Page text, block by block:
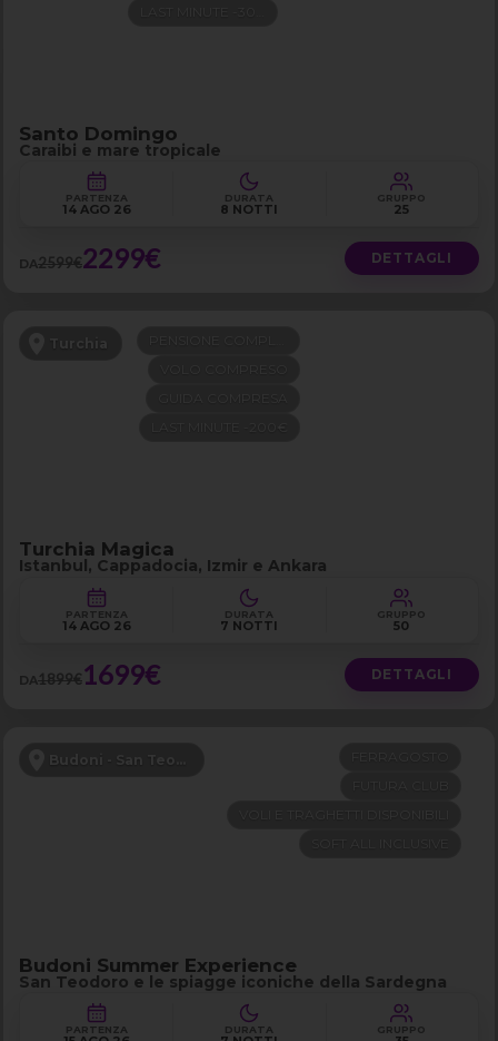
Santo Domingo
Caraibi e mare tropicale
PARTENZA
14 AGO 26
DURATA
8 NOTTI
GRUPPO
25
DA2599€2299€ DETTAGLI
Turchia
Turchia Magica
Istanbul, Cappadocia, Izmir e Ankara
PARTENZA
14 AGO 26
DURATA
7 NOTTI
GRUPPO
50
DA1899€1699€ DETTAGLI
Budoni - San Teodoro
Budoni Summer Experience
San Teodoro e le spiagge iconiche della Sardegna
PARTENZA DURATA GRUPPO